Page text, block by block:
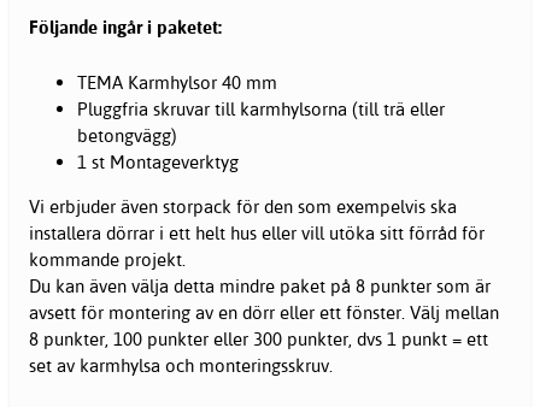
Följande ingår i paketet:
TEMA Karmhylsor 40 mm
Pluggfria skruvar till karmhylsorna (till trä eller
betongvägg)
1 st Montageverktyg
Vi erbjuder även storpack för den som exempelvis ska
installera dörrar i ett helt hus eller vill utöka sitt förråd för
kommande projekt.
Du kan även välja detta mindre paket på 8 punkter som är
avsett för montering av en dörr eller ett fönster. Välj mellan
8 punkter, 100 punkter eller 300 punkter, dvs 1 punkt = ett
set av karmhylsa och monteringsskruv.